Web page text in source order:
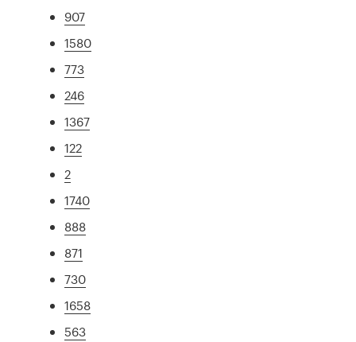
907
1580
773
246
1367
122
2
1740
888
871
730
1658
563